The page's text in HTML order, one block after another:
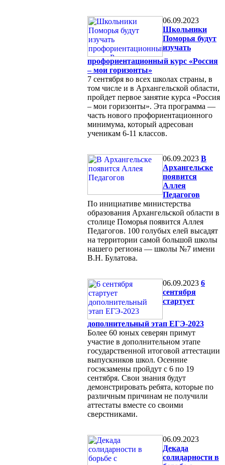
06.09.2023
Школьники
Поморья будут
изучать
профориентационный курс «Россия
– мои горизонты»
7 сентября во всех школах страны, в
том числе и в Архангельской области,
пройдет первое занятие курса «Россия
– мои горизонты». Эта программа —
часть нового профориентационного
минимума, который адресован
ученикам 6-11 классов.
06.09.2023 В
Архангельске
появится
Аллея
Педагогов
По инициативе министерства
образования Архангельской области в
столице Поморья появится Аллея
Педагогов. 100 голубых елей высадят
на территории самой большой школы
нашего региона — школы №7 имени
В.Н. Булатова.
06.09.2023 6
сентября
стартует
дополнительный этап ЕГЭ-2023
Более 60 юных северян примут
участие в дополнительном этапе
государственной итоговой аттестации
выпускников школ. Осенние
госэкзамены пройдут с 6 по 19
сентября. Свои знания будут
демонстрировать ребята, которые по
различным причинам не получили
аттестаты вместе со своими
сверстниками.
06.09.2023
Декада
солидарности в